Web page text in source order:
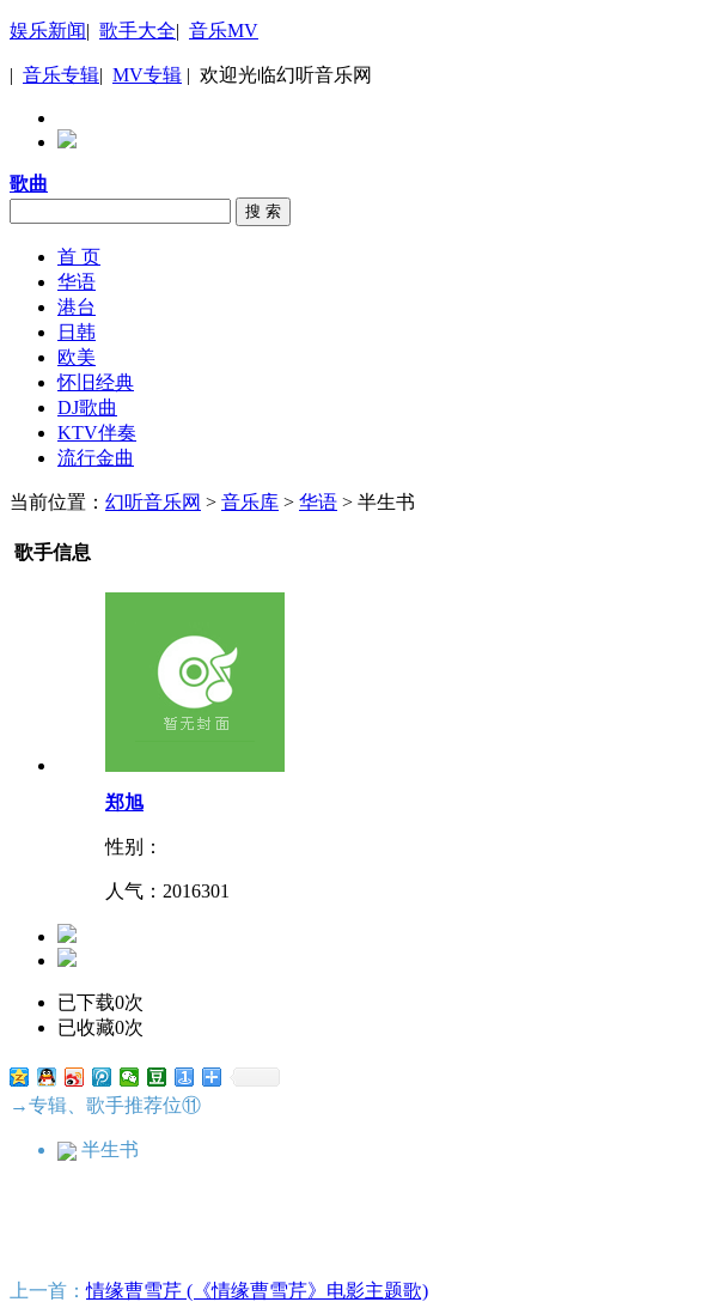
娱乐新闻| 歌手大全| 音乐MV
| 音乐专辑| MV专辑 | 欢迎光临幻听音乐网
歌曲
搜 索
首 页
华语
港台
日韩
欧美
怀旧经典
DJ歌曲
KTV伴奏
流行金曲
当前位置： 幻听音乐网 > 音乐库 > 华语 > 半生书
歌手信息
郑旭
性别：
人气： 2016301
已下载0次
已收藏0次
→专辑、歌手推荐位⑪
半生书
上一首：情缘曹雪芹 (《情缘曹雪芹》电影主题歌)